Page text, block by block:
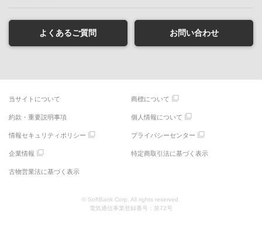
よくあるご質問 お問い合わせ
当サイトについて 商標について
約款・重要説明事項 個人情報について
情報セキュリティポリシー プライバシーセンター
企業情報 特定商取引法に基づく表示
古物営業法に基づく表示
© SoftBank Corp. All rights reserved.
電気通信事業登録番号：第72号